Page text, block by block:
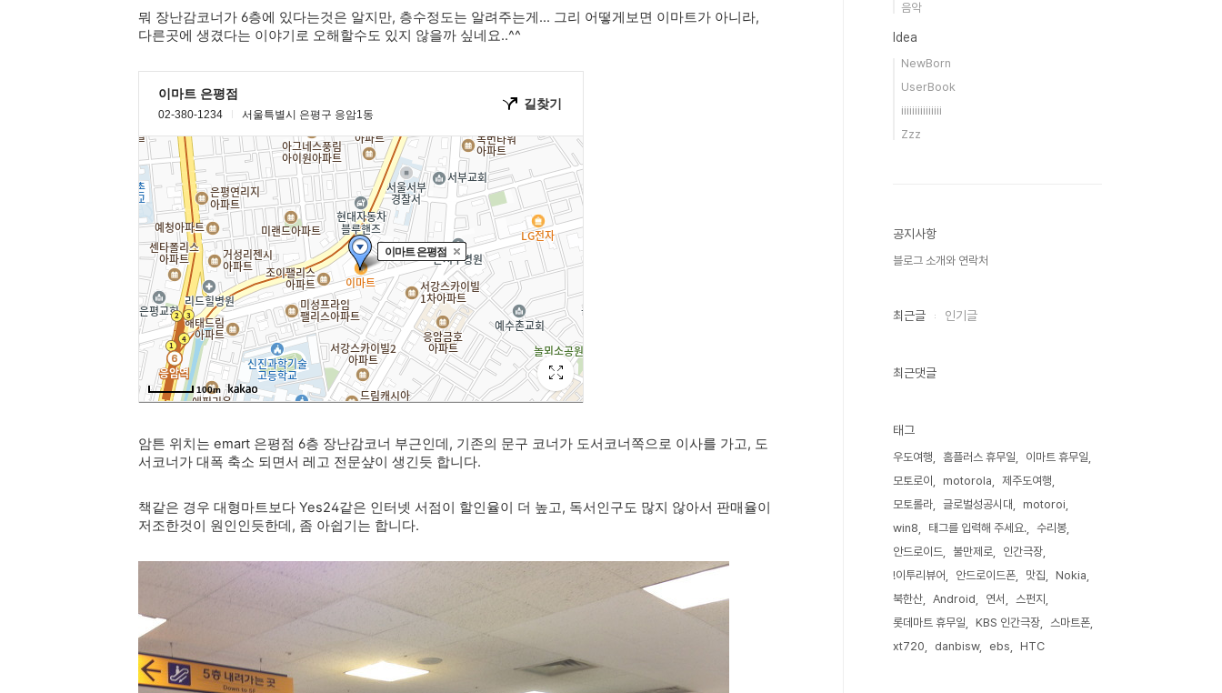
뭐 장난감코너가 6층에 있다는것은 알지만, 층수정도는 알려주는게... 그리 어떻게보면 이마트가 아니라,
다른곳에 생겼다는 이야기로 오해할수도 있지 않을까 싶네요..^^
암튼 위치는 emart 은평점 6층 장난감코너 부근인데, 기존의 문구 코너가 도서코너쪽으로 이사를 가고, 도
서코너가 대폭 축소 되면서 레고 전문샾이 생긴듯 합니다.
책같은 경우 대형마트보다 Yes24같은 인터넷 서점이 할인율이 더 높고, 독서인구도 많지 않아서 판매율이
저조한것이 원인인듯한데, 좀 아쉽기는 합니다.
음악
Idea
NewBorn
UserBook
iiiiiiiiiiiiiii
Zzz
공지사항
블로그 소개와 연락처
최근글 인기글
최근댓글
태그
우도여행 홈플러스 휴무일
이마트 휴무일
모토로이
motorola
제주도여행
모토롤라
글로벌성공시대
motoroi
win8
태그를 입력해 주세요.
수리봉
안드로이드
불만제로
인간극장
!이투리뷰어
안드로이드폰 맛집
Nokia
북한산
Android 연서
스펀지
롯데마트 휴무일
KBS 인간극장
스마트폰
xt720
danbisw ebs HTC